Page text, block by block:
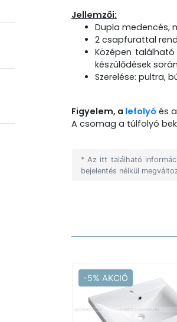
Jellemzői:
Dupla medencés,
2 csapfurattal
Középen
készülődések során
Szerelése: pultra,
Figyelem, a lefolyó és a
A csomag a túlfolyó
* Az itt található
bejelentés nélkül
-5% AKCIÓ